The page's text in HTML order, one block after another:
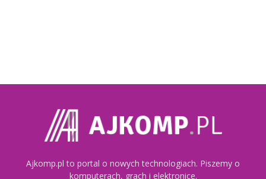
Ajkomp.pl to portal o nowych technologiach. Piszemy o
komputerach, grach i elektronice.